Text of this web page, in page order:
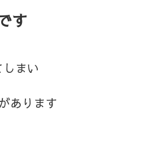
す
まい
あります